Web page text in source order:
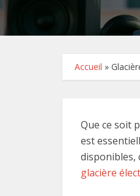
Accueil »
Que ce soit
est
disponibles,
glacière